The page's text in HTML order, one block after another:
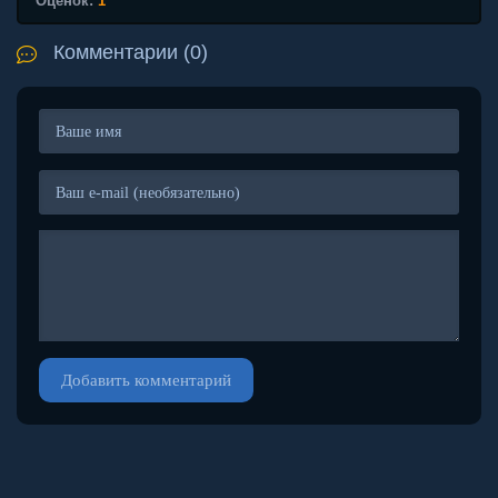
Комментарии (0)
Добавить комментарий